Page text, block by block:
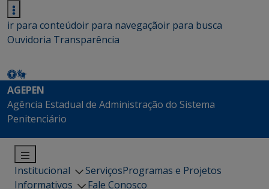
ir para conteúdoir para navegaçãoir para busca
Ouvidoria Transparência
AGEPEN
Agência Estadual de Administração do Sistema
Penitenciário
Institucional ServiçosProgramas e Projetos
Informativos
Fale Conosco